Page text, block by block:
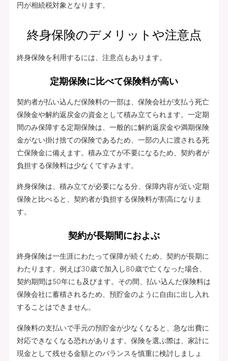
円が相続税対象となります。
終身保険のデメリットや注意点
終身保険を利用するには、注意点もあります。
定期保険に比べて保険料が高い
契約者が払い込んだ保険料の一部は、保険会社が支払う死亡
保険金や解約返戻金の資金として積み立てられます。一定期
間のみ保障する定期保険は、一般的に解約返戻金や満期保険
金がない掛け捨ての保険であるため、一部の人に渡される死
亡保険金に備えます。積み立てが不要になるため、契約者が
負担する保険料は少なくてすみます。
終身保険は、積み立てが必要になる分、保障内容が近い定期
保険と比べると、契約者が負担する保険料が割高になりま
す。
契約が長期間におよぶ
終身保険は一生涯にわたって保障が続くため、契約が長期に
わたります。例えば30歳で加入し80歳で亡くなった場合、
契約期間は50年にも及びます。その間、払い込んだ保険料は
保険会社に蓄積されるため、預貯金のように自由に出し入れ
することはできません。
保険料の支払いで手元の預貯金が少なくなると、急な出費に
対応できなくなる恐れがあります。保険を選ぶ際は、家計に
現金として残せる金額とのバランスを慎重に検討しましょ